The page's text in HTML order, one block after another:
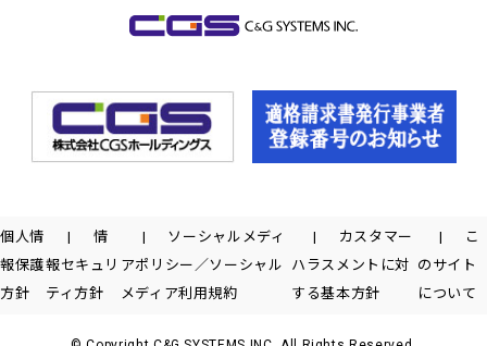
個人情
報保護
方針
情
報セキュリ
ティ方針
ソーシャルメディ
アポリシー／ソーシャル
メディア利用規約
カスタマー
ハラスメントに対
する基本方針
こ
のサイト
について